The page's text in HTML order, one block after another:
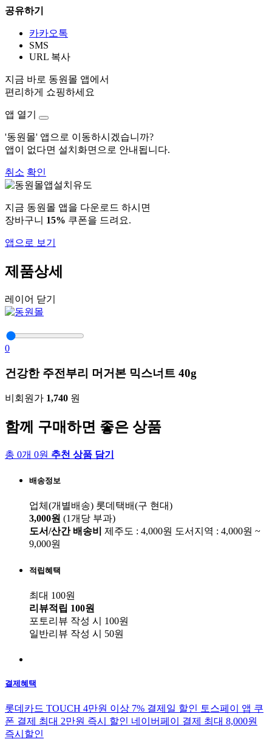
공유하기
카카오톡
SMS
URL 복사
지금 바로 동원몰 앱에서
편리하게 쇼핑하세요
앱 열기
'동원몰' 앱으로 이동하시겠습니까?
앱이 없다면 설치화면으로 안내됩니다.
취소 확인
지금 동원몰 앱을 다운로드 하시면
장바구니 15% 쿠폰을 드려요.
앱으로 보기
제품상세
레이어 닫기
0
건강한 주전부리 머거본 믹스너트 40g
비회원가 1,740 원
함께 구매하면 좋은 상품
총 0개 0원 추천 상품 담기
배송정보
업체(개별배송) 롯데택배(구 현대)
3,000원 (1개당 부과)
도서/산간 배송비 제주도 : 4,000원 도서지역 : 4,000원 ~
9,000원
적립혜택
최대 100원
리뷰적립 100원
포토리뷰 작성 시
100원
일반리뷰 작성 시
50원
결제혜택
롯데카드 TOUCH 4만원 이상 7% 결제일 할인 토스페이 앱 쿠
폰 결제 최대 2만원 즉시 할인 네이버페이 결제 최대 8,000원
즉시할인